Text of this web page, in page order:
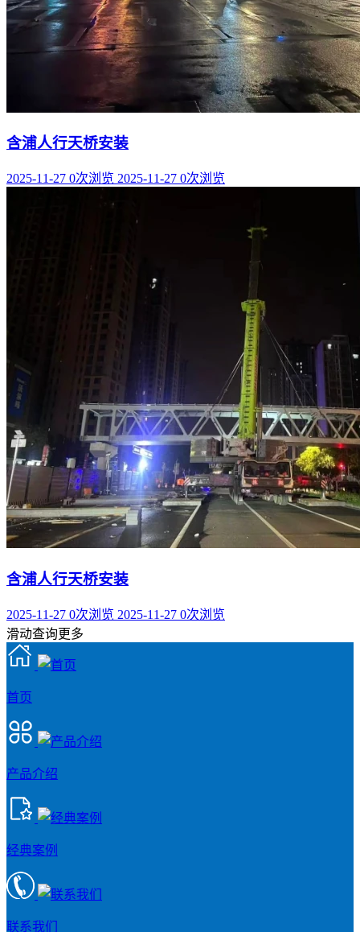
含浦人行天桥安装
2025-11-27 0次浏览 2025-11-27 0次浏览
含浦人行天桥安装
2025-11-27 0次浏览 2025-11-27 0次浏览
滑动查询更多
首页
产品介绍
经典案例
联系我们